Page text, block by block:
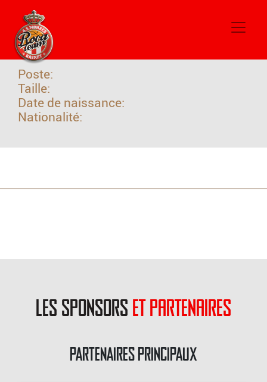
#6 Maxim Klitschko KLOT
Poste:
Taille:
Date de naissance:
Nationalité:
les sponsors et partenaires
PARTENAIRES PRINCIPAUX